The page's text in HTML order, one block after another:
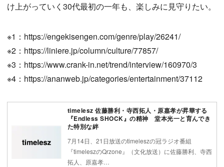
け上がっていく30代最初の一年も、楽しみに見守りたい。
※1：https://engekisengen.com/genre/play/26241/
※2：https://liniere.jp/column/culture/77857/
※3：https://www.crank-in.net/trend/interview/160970/3
※4：https://ananweb.jp/categories/entertainment/37112
timelesz 佐藤勝利・寺西拓人・原嘉孝が昇華する
『Endless SHOCK』の精神 堂本光一と育んでき
た特別な絆
7月14日、21日放送のtimeleszの冠ラジオ番組
『timeleszのQrzone』（文化放送）に佐藤勝利、寺西
拓人、原嘉孝…